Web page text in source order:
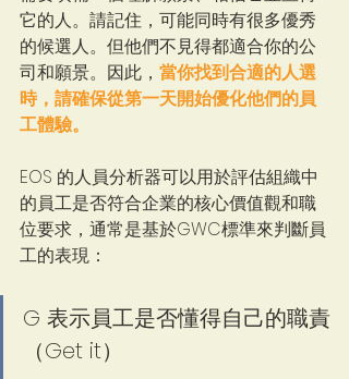
它的人。請記住，可能同時有很多優秀
的候選人。但他們不見得都適合你的公
司和願景。因此， 當你找到合適的人選
時，請確保從第一天開始優化他們的員
工體驗。
EOS 的人員分析器可以用於評估組織中
的員工是否符合企業的核心價值觀和職
位要求，通常是基於GWC標準來判斷員
工的表現：
G 表示員工是否懂得自己的職責
（Get it）